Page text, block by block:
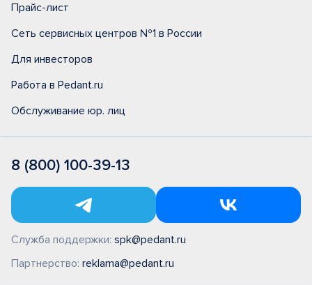
Прайс-лист
Сеть сервисных центров №1 в России
Для инвесторов
Работа в Pedant.ru
Обслуживание юр. лиц
8 (800) 100-39-13
Служба поддержки: spk@pedant.ru
Партнерство: reklama@pedant.ru